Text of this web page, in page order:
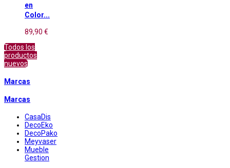
en
Color...
89,90 €
Todos los
productos
nuevos
Marcas
Marcas
CasaDis
DecoEko
DecoPako
Meyvaser
Mueble
Gestion